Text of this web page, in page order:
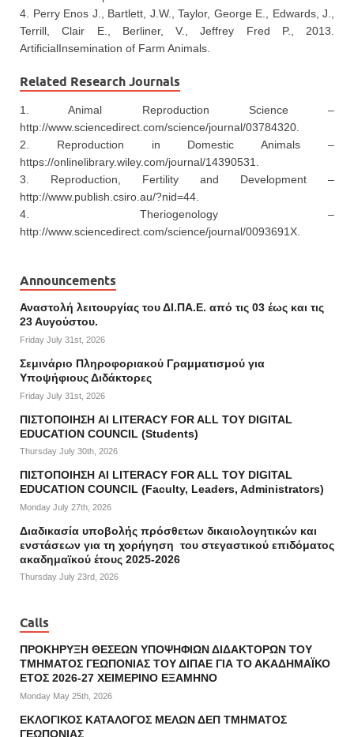
4. Perry Enos J., Bartlett, J.W., Taylor, George E., Edwards, J.,
Terrill, Clair E., Berliner, V., Jeffrey Fred P., 2013.
ArtificialInsemination of Farm Animals.
Related Research Journals
1. Animal Reproduction Science –
http://www.sciencedirect.com/science/journal/03784320.
2. Reproduction in Domestic Animals –
https://onlinelibrary.wiley.com/journal/14390531.
3. Reproduction, Fertility and Development –
http://www.publish.csiro.au/?nid=44.
4. Theriogenology –
http://www.sciencedirect.com/science/journal/0093691X.
Announcements
Αναστολή λειτουργίας του ΔΙ.ΠΑ.Ε. από τις 03 έως και τις
23 Αυγούστου.
Friday July 31st, 2026
Σεμινάριο Πληροφοριακού Γραμματισμού για
Υποψήφιους Διδάκτορες
Friday July 31st, 2026
ΠΙΣΤΟΠΟΙΗΣΗ AI LITERACY FOR ALL ΤΟΥ DIGITAL
EDUCATION COUNCIL (Students)
Thursday July 30th, 2026
ΠΙΣΤΟΠΟΙΗΣΗ AI LITERACY FOR ALL ΤΟΥ DIGITAL
EDUCATION COUNCIL (Faculty, Leaders, Administrators)
Monday July 27th, 2026
Διαδικασία υποβολής πρόσθετων δικαιολογητικών και
ενστάσεων για τη χορήγηση του στεγαστικού επιδόματος
ακαδημαϊκού έτους 2025-2026
Thursday July 23rd, 2026
Calls
ΠΡΟΚΗΡΥΞΗ ΘΕΣΕΩΝ ΥΠΟΨΗΦΙΩΝ ΔΙΔΑΚΤΟΡΩΝ ΤΟΥ
ΤΜΗΜΑΤΟΣ ΓΕΩΠΟΝΙΑΣ ΤΟΥ ΔΙΠΑΕ ΓΙΑ ΤΟ ΑΚΑΔΗΜΑΪΚΟ
ΕΤΟΣ 2026-27 ΧΕΙΜΕΡΙΝΟ ΕΞΑΜΗΝΟ
Monday May 25th, 2026
ΕΚΛΟΓΙΚΟΣ ΚΑΤΑΛΟΓΟΣ ΜΕΛΩΝ ΔΕΠ ΤΜΗΜΑΤΟΣ
ΓΕΩΠΟΝΙΑΣ